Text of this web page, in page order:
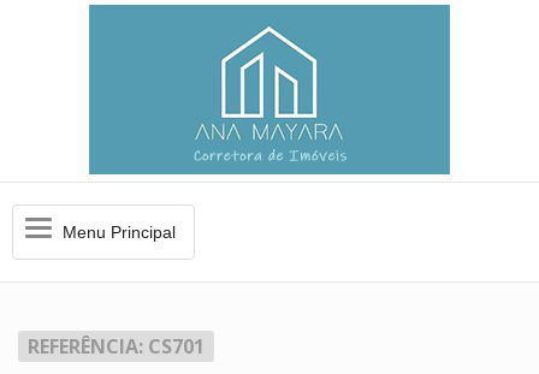
MenuMenu Principal
REFERÊNCIA: CS701